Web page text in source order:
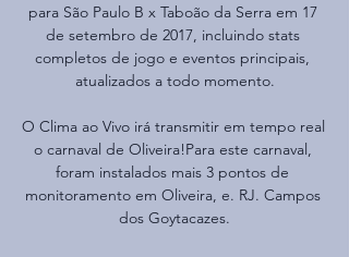
para São Paulo B x Taboão da Serra em 17
de setembro de 2017, incluindo stats
completos de jogo e eventos principais,
atualizados a todo momento.
O Clima ao Vivo irá transmitir em tempo real
o carnaval de Oliveira!Para este carnaval,
foram instalados mais 3 pontos de
monitoramento em Oliveira, e. RJ. Campos
dos Goytacazes.